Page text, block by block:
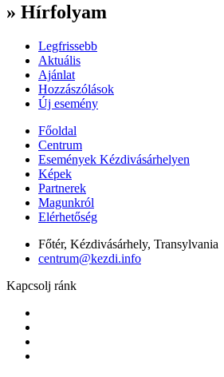
» Hírfolyam
Legfrissebb
Aktuális
Ajánlat
Hozzászólások
Új esemény
Főoldal
Centrum
Események Kézdivásárhelyen
Képek
Partnerek
Magunkról
Elérhetőség
Főtér, Kézdivásárhely, Transylvania
centrum@kezdi.info
Kapcsolj ránk